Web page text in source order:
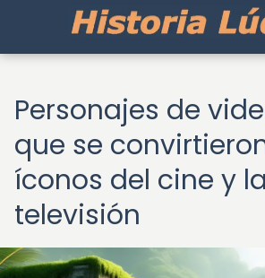
Personajes de
que se
íconos del cine y la
televisión